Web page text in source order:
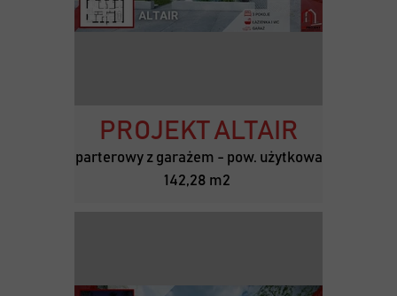
PROJEKT ALTAIR
parterowy z garażem - pow. użytkowa
142,28 m2